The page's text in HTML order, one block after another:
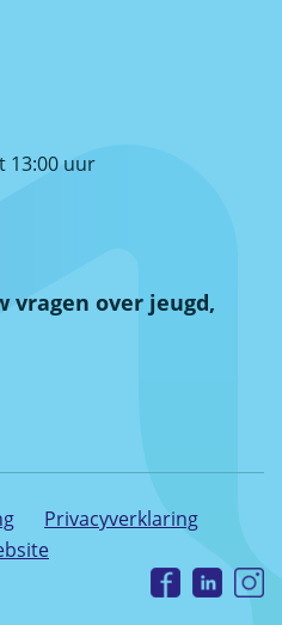
13:00 uur
vragen over jeugd,
Privacyverklaring